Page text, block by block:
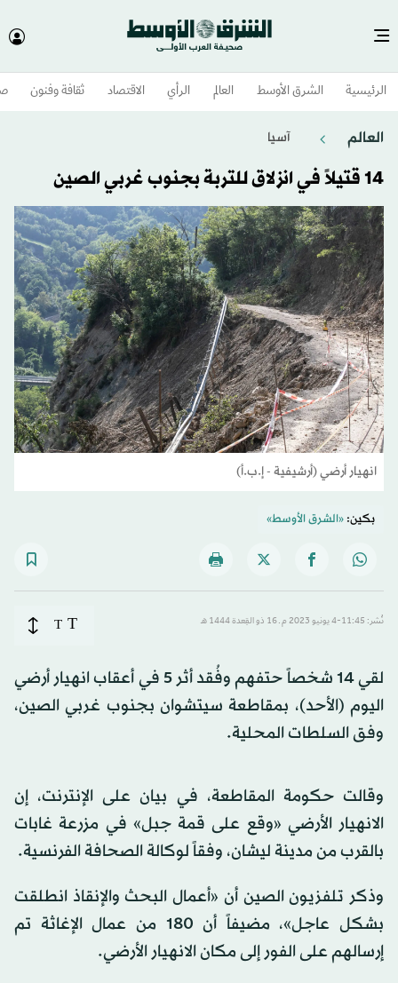
الرئيسية الشرق الأوسط​ العالم الرأي الاقتصاد ثقافة وفنون
العالم آسيا
14 قتيلاً في انزلاق للتربة بجنوب غربي الصين
انهيار أرضي (أرشيفية - إ.ب.أ)
بكين:«الشرق الأوسط»
نُشر: 11:45-4 يونيو 2023 م ـ 16 ذو القِعدة 1444 هـ T
T
لقي 14 شخصاً حتفهم وفُقد أثر 5 في أعقاب انهيار أرضي
اليوم (الأحد)، بمقاطعة سيتشوان بجنوب غربي الصين،
وفق السلطات المحلية.
وقالت حكومة المقاطعة، في بيان على الإنترنت، إن
الانهيار الأرضي «وقع على قمة جبل» في مزرعة غابات
بالقرب من مدينة ليشان، وفقاً لوكالة الصحافة الفرنسية.
وذكر تلفزيون الصين أن «أعمال البحث والإنقاذ انطلقت
بشكل عاجل»، مضيفاً أن 180 من عمال الإغاثة تم
إرسالهم على الفور إلى مكان الانهيار الأرضي.